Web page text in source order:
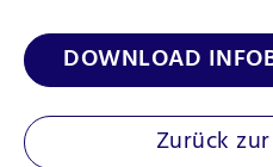
DOWNLOAD
Zurück